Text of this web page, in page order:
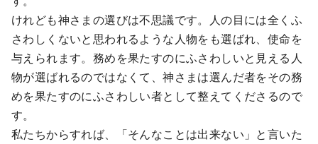
けれども神さまの選びは不思議です。人の目には全くふ
さわしくないと思われるような人物をも選ばれ、使命を
与えられます。務めを果たすのにふさわしいと見える人
物が選ばれるのではなくて、神さまは選んだ者をその務
めを果たすのにふさわしい者として整えてくださるので
す。
私たちからすれば、「そんなことは出来ない」と言いた